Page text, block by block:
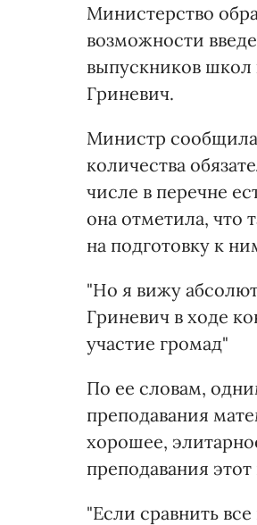
Министерство
возможности
выпускников школ
Гриневич.
Министр
количества
числе в перечне
она отметила, что
на подготовку к
"Но я вижу
Гриневич в ходе
участие громад"
По ее словам,
преподавания
хорошее,
преподавания
"Если сравнить